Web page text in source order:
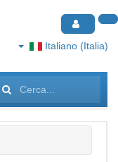
Italiano (Italia)
Cerca...